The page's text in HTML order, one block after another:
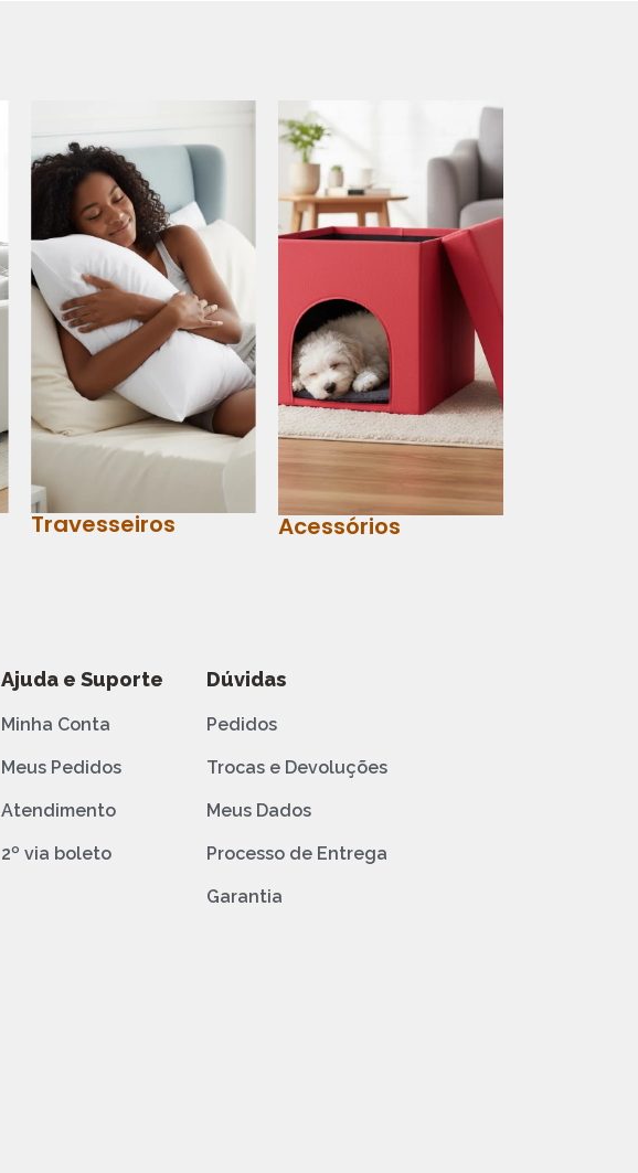
Travesseiros Acessórios
Ajuda e Suporte
Minha Conta
Meus Pedidos
Atendimento
2º via boleto
Dúvidas
Pedidos
Trocas e Devoluções
Meus Dados
Processo de Entrega
Garantia